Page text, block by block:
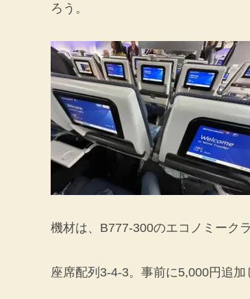
ろう。
機材は、B777-300のエコノミークラ
座席配列3-4-3。事前に5,000円追